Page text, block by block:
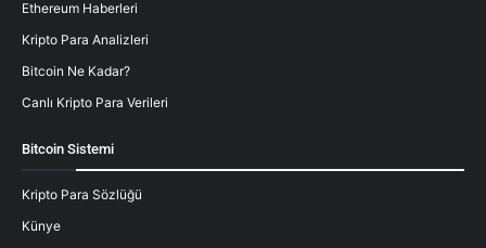
Ethereum Haberleri
Kripto Para Analizleri
Bitcoin Ne Kadar?
Canlı Kripto Para Verileri
Bitcoin Sistemi
Kripto Para Sözlüğü
Künye